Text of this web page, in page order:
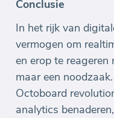
Conclusie
In het rijk van
vermogen om
en erop te reageren
maar een
Octoboard
analytics